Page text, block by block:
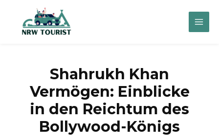
springen
Main
Shahrukh Khan
Vermögen: Einblicke
in den Reichtum des
Bollywood-Königs